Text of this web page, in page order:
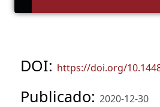
DOI: https://doi.org/
Publicado: 2020-12-30